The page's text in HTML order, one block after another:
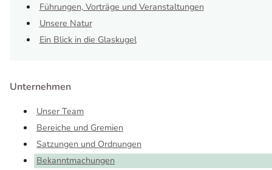
Führungen, Vorträge und Veranstaltungen
Unsere Natur
Ein Blick in die Glaskugel
Unternehmen
Unser Team
Bereiche und Gremien
Satzungen und Ordnungen
Bekanntmachungen